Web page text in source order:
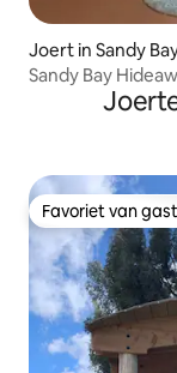
Joert in Sandy
Sandy Bay
Favoriet van
Favoriet van